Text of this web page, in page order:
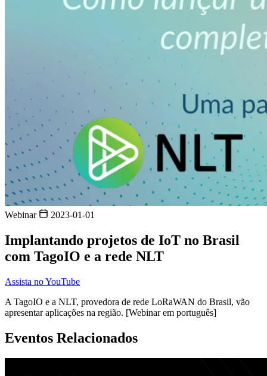
Webinar 2023-01-01
Implantando projetos de IoT no Brasil
com TagoIO e a rede NLT
Assista no YouTube
A TagoIO e a NLT, provedora de rede LoRaWAN do Brasil, vão
apresentar aplicações na região. [Webinar em português]
Eventos Relacionados